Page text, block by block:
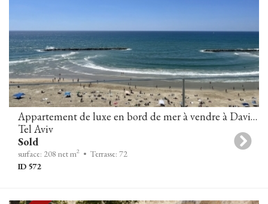
Appartement de luxe en bord de mer à vendre à David Promenade Residences, Tel-Aviv
Tel Aviv
Sold
surface: 208 net m2 • Terrasse: 72
ID 572